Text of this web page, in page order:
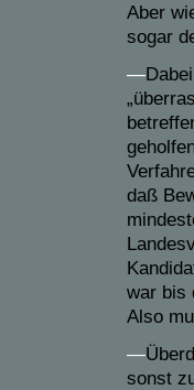
Aber
sogar
—
daß
war bis
Also
—
sonst